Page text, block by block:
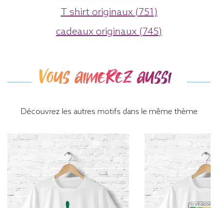
T shirt originaux (751)
cadeaux originaux (745)
Vous aimerez aussi
Découvrez les autres motifs dans le même thème